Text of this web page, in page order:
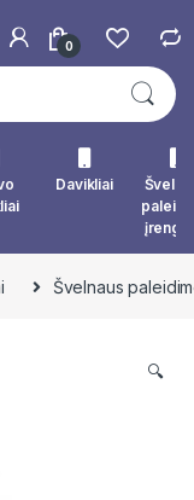
0
Davikliai
Švelnaus
🔍